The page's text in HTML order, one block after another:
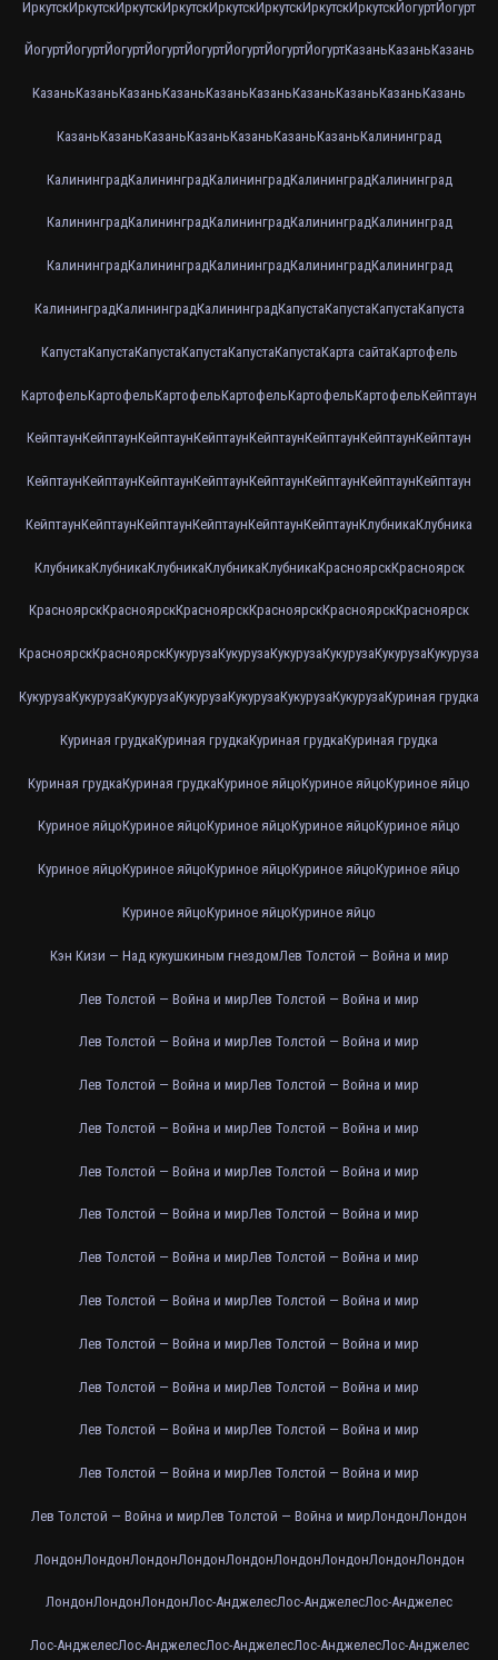
ИркутскИркутскИркутскИркутскИркутскИркутскИркутскИркутскЙогуртЙогурт
ЙогуртЙогуртЙогуртЙогуртЙогуртЙогуртЙогуртЙогуртКазаньКазаньКазань
КазаньКазаньКазаньКазаньКазаньКазаньКазаньКазаньКазаньКазань
КазаньКазаньКазаньКазаньКазаньКазаньКазаньКалининград
КалининградКалининградКалининградКалининградКалининград
КалининградКалининградКалининградКалининградКалининград
КалининградКалининградКалининградКалининградКалининград
КалининградКалининградКалининградКапустаКапустаКапустаКапуста
КапустаКапустаКапустаКапустаКапустаКапустаКарта сайтаКартофель
КартофельКартофельКартофельКартофельКартофельКартофельКейптаун
КейптаунКейптаунКейптаунКейптаунКейптаунКейптаунКейптаунКейптаун
КейптаунКейптаунКейптаунКейптаунКейптаунКейптаунКейптаунКейптаун
КейптаунКейптаунКейптаунКейптаунКейптаунКейптаунКлубникаКлубника
КлубникаКлубникаКлубникаКлубникаКлубникаКрасноярскКрасноярск
КрасноярскКрасноярскКрасноярскКрасноярскКрасноярскКрасноярск
КрасноярскКрасноярскКукурузаКукурузаКукурузаКукурузаКукурузаКукуруза
КукурузаКукурузаКукурузаКукурузаКукурузаКукурузаКукурузаКуриная грудка
Куриная грудкаКуриная грудкаКуриная грудкаКуриная грудка
Куриная грудкаКуриная грудкаКуриное яйцоКуриное яйцоКуриное яйцо
Куриное яйцоКуриное яйцоКуриное яйцоКуриное яйцоКуриное яйцо
Куриное яйцоКуриное яйцоКуриное яйцоКуриное яйцоКуриное яйцо
Куриное яйцоКуриное яйцоКуриное яйцо
Кэн Кизи — Над кукушкиным гнездомЛев Толстой — Война и мир
Лев Толстой — Война и мирЛев Толстой — Война и мир
Лев Толстой — Война и мирЛев Толстой — Война и мир
Лев Толстой — Война и мирЛев Толстой — Война и мир
Лев Толстой — Война и мирЛев Толстой — Война и мир
Лев Толстой — Война и мирЛев Толстой — Война и мир
Лев Толстой — Война и мирЛев Толстой — Война и мир
Лев Толстой — Война и мирЛев Толстой — Война и мир
Лев Толстой — Война и мирЛев Толстой — Война и мир
Лев Толстой — Война и мирЛев Толстой — Война и мир
Лев Толстой — Война и мирЛев Толстой — Война и мир
Лев Толстой — Война и мирЛев Толстой — Война и мир
Лев Толстой — Война и мирЛев Толстой — Война и мир
Лев Толстой — Война и мирЛев Толстой — Война и мирЛондонЛондон
ЛондонЛондонЛондонЛондонЛондонЛондонЛондонЛондонЛондон
ЛондонЛондонЛондонЛос-АнджелесЛос-АнджелесЛос-Анджелес
Лос-АнджелесЛос-АнджелесЛос-АнджелесЛос-АнджелесЛос-Анджелес